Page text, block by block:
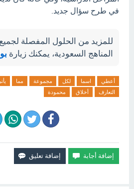
في طرح سؤال جديد.
للمزيد من الحلول المفصلة
المناهج السعودية، يمكنك زيارة
أعطي اسما لكل مجموعة مما
التعارف
أخلاق محمودة